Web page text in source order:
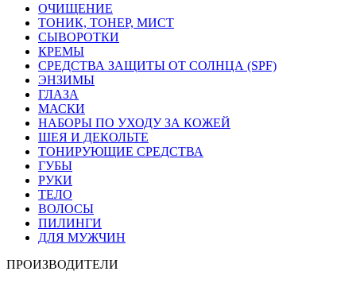
ОЧИЩЕНИЕ
ТОНИК, ТОНЕР, МИСТ
СЫВОРОТКИ
КРЕМЫ
СРЕДСТВА ЗАЩИТЫ ОТ СОЛНЦА (SPF)
ЭНЗИМЫ
ГЛАЗА
МАСКИ
НАБОРЫ ПО УХОДУ ЗА КОЖЕЙ
ШЕЯ И ДЕКОЛЬТЕ
ТОНИРУЮЩИЕ СРЕДСТВА
ГУБЫ
РУКИ
ТЕЛО
ВОЛОСЫ
ПИЛИНГИ
ДЛЯ МУЖЧИН
ПРОИЗВОДИТЕЛИ